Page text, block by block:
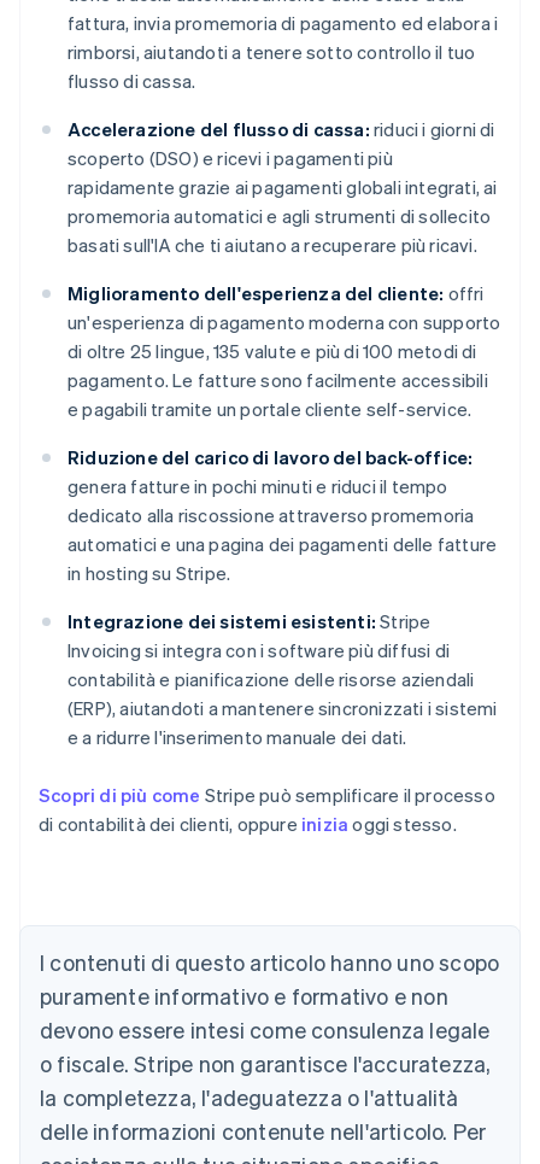
fattura, invia promemoria di pagamento ed elabora i
rimborsi, aiutandoti a tenere sotto controllo il tuo
flusso di cassa.
Accelerazione del flusso di cassa: riduci i giorni di
scoperto (DSO) e ricevi i pagamenti più
rapidamente grazie ai pagamenti globali integrati, ai
promemoria automatici e agli strumenti di sollecito
basati sull'IA che ti aiutano a recuperare più ricavi.
Miglioramento dell'esperienza del cliente: offri
un'esperienza di pagamento moderna con supporto
di oltre 25 lingue, 135 valute e più di 100 metodi di
pagamento. Le fatture sono facilmente accessibili
e pagabili tramite un portale cliente self-service.
Riduzione del carico di lavoro del back-office:
genera fatture in pochi minuti e riduci il tempo
dedicato alla riscossione attraverso promemoria
automatici e una pagina dei pagamenti delle fatture
in hosting su Stripe.
Integrazione dei sistemi esistenti: Stripe
Invoicing si integra con i software più diffusi di
contabilità e pianificazione delle risorse aziendali
(ERP), aiutandoti a mantenere sincronizzati i sistemi
e a ridurre l'inserimento manuale dei dati.
Scopri di più come Stripe può semplificare il processo
di contabilità dei clienti, oppure inizia oggi stesso.
I contenuti di questo articolo hanno uno scopo
puramente informativo e formativo e non
devono essere intesi come consulenza legale
o fiscale. Stripe non garantisce l'accuratezza,
la completezza, l'adeguatezza o l'attualità
delle informazioni contenute nell'articolo. Per
NederlandsFrançaisDeutschEnglish
Brasile
Bulgaria
English
Canada
English Français
Cina continentale